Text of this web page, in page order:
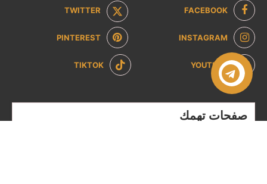
FACEBOOK
TWITTER
INSTAGRAM
PINTEREST
YOUTUBE
TIKTOK
صفحات تهمك